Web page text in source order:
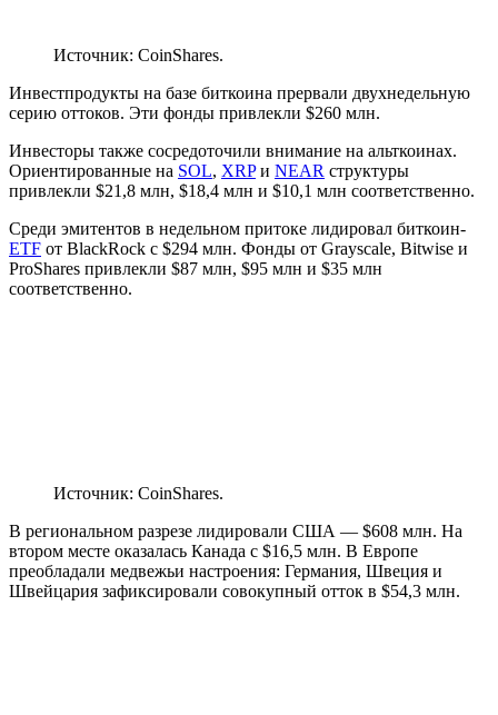
Источник: CoinShares.
Инвестпродукты на базе биткоина прервали двухнедельную
серию оттоков. Эти фонды привлекли $260 млн.
Инвесторы также сосредоточили внимание на альткоинах.
Ориентированные на SOL, XRPи NEAR структуры
привлекли $21,8 млн, $18,4 млн и $10,1 млн соответственно.
Среди эмитентов в недельном притоке лидировал биткоин-
ETF от BlackRock с $294 млн. Фонды от Grayscale, Bitwise и
ProShares привлекли $87 млн, $95 млн и $35 млн
соответственно.
Источник: CoinShares.
В региональном разрезе лидировали США — $608 млн. На
втором месте оказалась Канада с $16,5 млн. В Европе
преобладали медвежьи настроения: Германия, Швеция и
Швейцария зафиксировали совокупный отток в $54,3 млн.